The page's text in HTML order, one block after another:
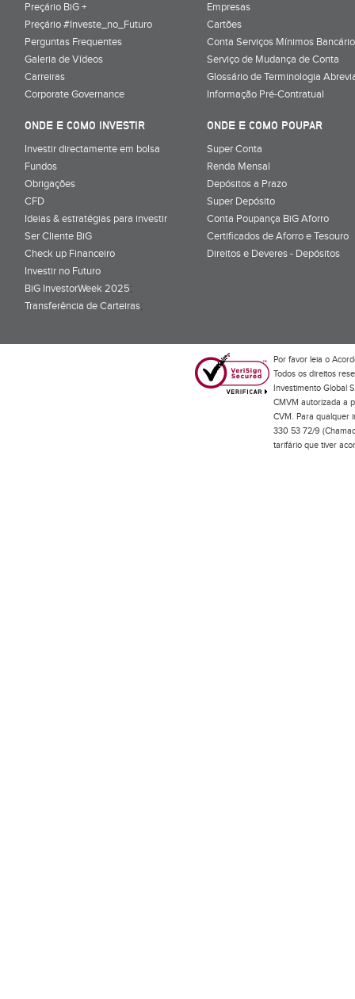
Preçário BiG +
Preçário #Investe_no_Futuro
Perguntas Frequentes
Galeria de Vídeos
Carreiras
Corporate Governance
Empresas
Cartões
Conta Serviços Mínimos
Serviço de Mudança de Conta
Glossário de Terminologia
Informação Pré-Contratual
ONDE E COMO INVESTIR
Investir directamente em bolsa
Fundos
Obrigações
CFD
Ideias & estratégias para investir
Ser Cliente BiG
Check up Financeiro
Investir no Futuro
BiG InvestorWeek 2025;
Transferência de Carteiras;
ONDE E COMO POUPAR
Super Conta
Renda Mensal
Depósitos a Prazo
Super Depósito
Conta Poupança BiG Aforro
Certificados de Aforro e Tesouro
Direitos e Deveres - Depósitos
Por favor leia o
Todos os direitos
Investimento Global
CMVM autorizada a
CVM. Para qualquer
330 53 72/9
tarifário que tiver